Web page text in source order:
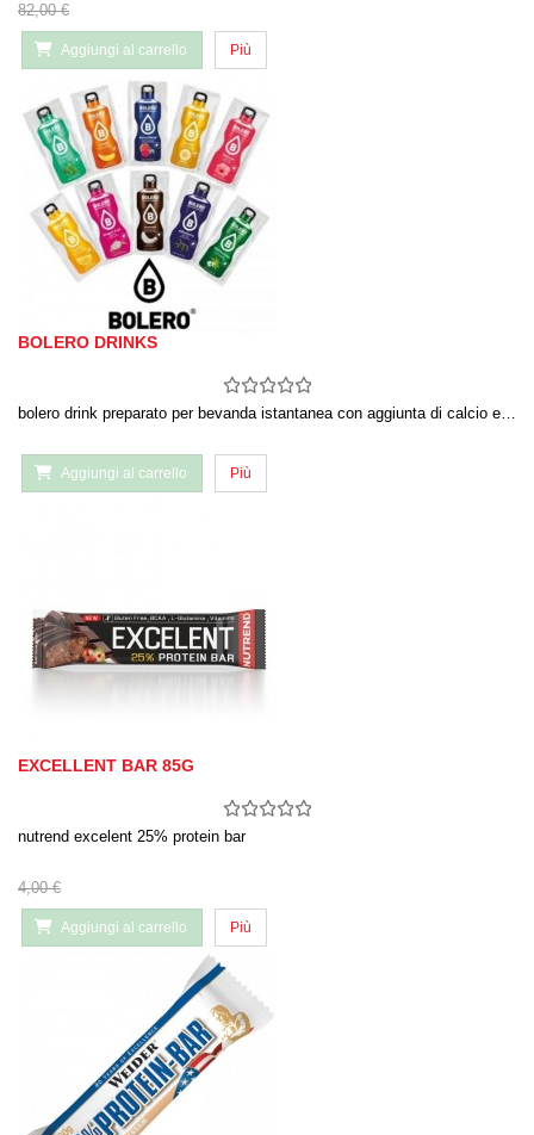
82,00 €
Aggiungi al carrello Più
BOLERO DRINKS
bolero drink preparato per bevanda istantanea con aggiunta di calcio e…
Aggiungi al carrello Più
EXCELLENT BAR 85G
nutrend excelent 25% protein bar
4,00 €
Aggiungi al carrello Più